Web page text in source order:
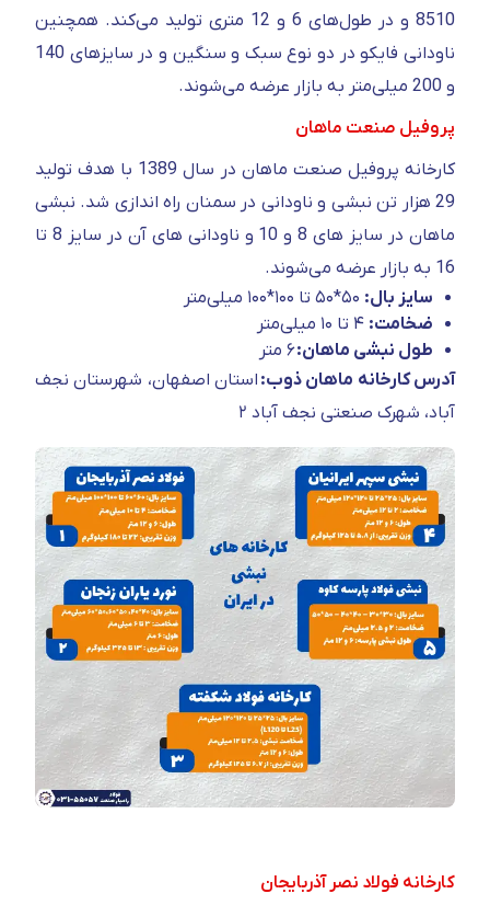
8510 و در طول‌های 6 و 12 متری تولید می‌کند. همچنین
ناودانی فایکو در دو نوع سبک و سنگین و در سایزهای 140
و 200 میلی‌متر به بازار عرضه می‌شوند.
پروفیل صنعت ماهان
کارخانه پروفیل صنعت ماهان در سال 1389 با هدف تولید
29 هزار تن نبشی و ناودانی در سمنان راه اندازی شد. نبشی
ماهان در سایز های 8 و 10 و ناودانی های آن در سایز 8 تا
16 به بازار عرضه می‌شوند.
سایز بال:
ضخامت:
طول نبشی ماهان:
آدرس کارخانه ماهان ذوب: استان اصفهان، شهرستان نجف
آباد، شهرک صنعتی نجف آباد ۲
کارخانه فولاد نصر آذربایجان